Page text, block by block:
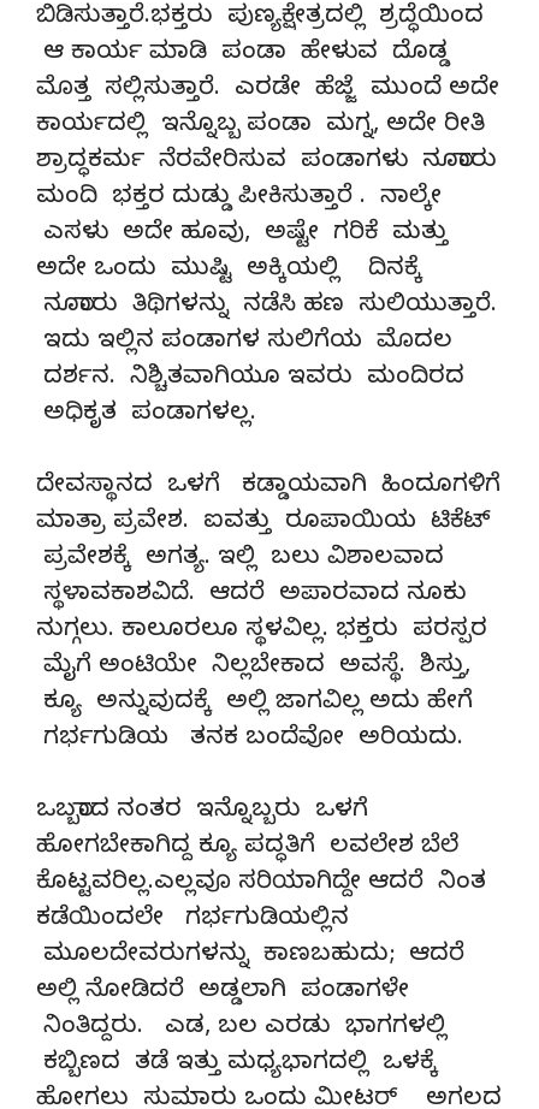
ಬಿಡಿಸುತ್ತಾರೆ.ಭಕ್ತರು ಪುಣ್ಯಕ್ಷೇತ್ರದಲ್ಲಿ ಶ್ರದ್ಧೆಯಿಂದ
ಆ ಕಾರ್ಯ ಮಾಡಿ ಪಂಡಾ ಹೇಳುವ ದೊಡ್ಡ
ಮೊತ್ತ ಸಲ್ಲಿಸುತ್ತಾರೆ. ಎರಡೇ ಹೆಜ್ಜೆ ಮುಂದೆ ಅದೇ
ಕಾರ್ಯದಲ್ಲಿ ಇನ್ನೊಬ್ಬ ಪಂಡಾ ಮಗ್ನ, ಅದೇ ರೀತಿ
ಶ್ರಾದ್ಧಕರ್ಮ ನೆರವೇರಿಸುವ ಪಂಡಾಗಳು ನೂರಾರು
ಮಂದಿ ಭಕ್ತರ ದುಡ್ಡು ಪೀಕಿಸುತ್ತಾರೆ . ನಾಲ್ಕೇ
ಎಸಳು ಅದೇ ಹೂವು, ಅಷ್ಟೇ ಗರಿಕೆ ಮತ್ತು
ಅದೇ ಒಂದು ಮುಷ್ಟಿ ಅಕ್ಕಿಯಲ್ಲಿ ದಿನಕ್ಕೆ
ನೂರಾರು ತಿಥಿಗಳನ್ನು ನಡೆಸಿ ಹಣ ಸುಲಿಯುತ್ತಾರೆ.
ಇದು ಇಲ್ಲಿನ ಪಂಡಾಗಳ ಸುಲಿಗೆಯ ಮೊದಲ
ದರ್ಶನ. ನಿಶ್ಚಿತವಾಗಿಯೂ ಇವರು ಮಂದಿರದ
ಅಧಿಕೃತ ಪಂಡಾಗಳಲ್ಲ.
ದೇವಸ್ಥಾನದ ಒಳಗೆ ಕಡ್ಡಾಯವಾಗಿ ಹಿಂದೂಗಳಿಗೆ
ಮಾತ್ರಾ ಪ್ರವೇಶ. ಐವತ್ತು ರೂಪಾಯಿಯ ಟಿಕೆಟ್
ಪ್ರವೇಶಕ್ಕೆ ಅಗತ್ಯ. ಇಲ್ಲಿ ಬಲು ವಿಶಾಲವಾದ
ಸ್ಥಳಾವಕಾಶವಿದೆ. ಆದರೆ ಅಪಾರವಾದ ನೂಕು
ನುಗ್ಗಲು. ಕಾಲೂರಲೂ ಸ್ಥಳವಿಲ್ಲ. ಭಕ್ತರು ಪರಸ್ಪರ
ಮೈಗೆ ಅಂಟಿಯೇ ನಿಲ್ಲಬೇಕಾದ ಅವಸ್ಥೆ. ಶಿಸ್ತು,
ಕ್ಯೂ ಅನ್ನುವುದಕ್ಕೆ ಅಲ್ಲಿ ಜಾಗವಿಲ್ಲ ಅದು ಹೇಗೆ
ಗರ್ಭಗುಡಿಯ ತನಕ ಬಂದೆವೋ ಅರಿಯದು.
ಒಬ್ಬರಾದ ನಂತರ ಇನ್ನೊಬ್ಬರು ಒಳಗೆ
ಹೋಗಬೇಕಾಗಿದ್ದ ಕ್ಯೂ ಪದ್ಧತಿಗೆ ಲವಲೇಶ ಬೆಲೆ
ಕೊಟ್ಟವರಿಲ್ಲ.ಎಲ್ಲವೂ ಸರಿಯಾಗಿದ್ದೇ ಆದರೆ ನಿಂತ
ಕಡೆಯಿಂದಲೇ ಗರ್ಭಗುಡಿಯಲ್ಲಿನ
ಮೂಲದೇವರುಗಳನ್ನು ಕಾಣಬಹುದು; ಆದರೆ
ಅಲ್ಲಿ ನೋಡಿದರೆ ಅಡ್ಡಲಾಗಿ ಪಂಡಾಗಳೇ
ನಿಂತಿದ್ದರು. ಎಡ, ಬಲ ಎರಡು ಭಾಗಗಳಲ್ಲಿ
ಕಬ್ಬಿಣದ ತಡೆ ಇತ್ತು ಮಧ್ಯಭಾಗದಲ್ಲಿ ಒಳಕ್ಕೆ
ಹೋಗಲು ಸುಮಾರು ಒಂದು ಮೀಟರ್ ಅಗಲದ